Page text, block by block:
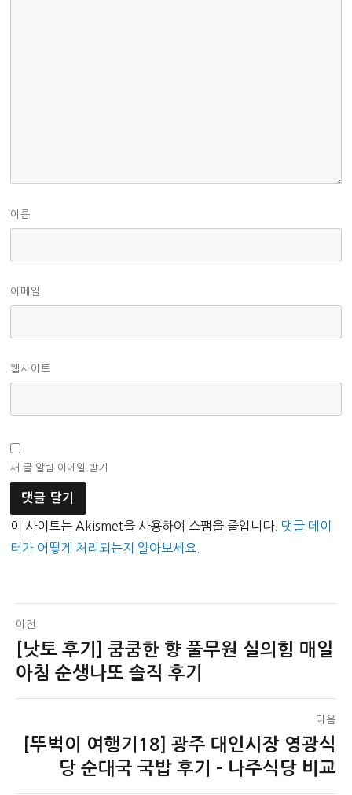
이름
이메일
웹사이트
새 글 알림 이메일 받기
이 사이트는 Akismet을 사용하여 스팸을 줄입니다. 댓글 데이
터가 어떻게 처리되는지 알아보세요.
글
탐
색
이전
이
전
[낫토 후기] 쿰쿰한 향 풀무원 실의힘 매일
아침 순생나또 솔직 후기
다음
[뚜벅이 여행기18] 광주 대인시장 영광식
당 순대국 국밥 후기 – 나주식당 비교